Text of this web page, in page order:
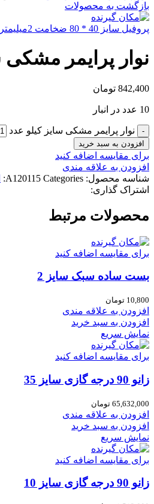
بازگشت به محصولات
پروفیل سایز 40 * 80 ضخامت 2میلیمتر وزن 22.8
نوار پرایمر مشکی
842,400 تومان
10 عدد در انبار
نوار پرایمر مشکی سایز کیلو عدد
افزودن به سبد خرید
برای مقایسه اضافه کنید
افزودن به علاقه مندی
شناسه محصول:
A120115 Categories:
اشتراک گذاری:
محصولات مرتبط
برای مقایسه اضافه کنید
بست ساده سبک سایز 2
10,800 تومان
افزودن به علاقه مندی
افزودن به سبد خرید
نمایش سریع
برای مقایسه اضافه کنید
زانو 90 درجه گازی سایز 35
65,632,000 تومان
افزودن به علاقه مندی
افزودن به سبد خرید
نمایش سریع
برای مقایسه اضافه کنید
زانو 90 درجه گازی سایز 10